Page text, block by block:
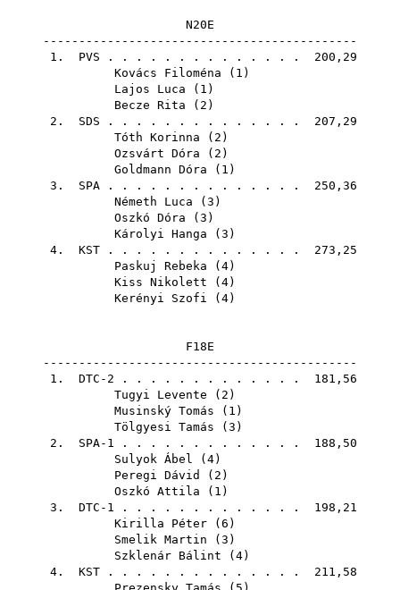
N20E
--------------------------------------------
1. PVS . . . . . . . . . . . . . . 200,29
Kovács Filoména ( 1 )
Lajos Luca ( 1 )
Becze Rita ( 2 )
2. SDS . . . . . . . . . . . . . . 207,29
Tóth Korinna ( 2 )
Ozsvárt Dóra ( 2 )
Goldmann Dóra ( 1 )
3. SPA . . . . . . . . . . . . . . 250,36
Németh Luca ( 3 )
Oszkó Dóra ( 3 )
Károlyi Hanga ( 3 )
4. KST . . . . . . . . . . . . . . 273,25
Paskuj Rebeka ( 4)
Kiss Nikolett ( 4)
Kerényi Szofi ( 4)
F18E
--------------------------------------------
1. DTC-2 . . . . . . . . . . . . . 181,56
Tugyi Levente ( 2 )
Musinský Tomás ( 1 )
Tölgyesi Tamás ( 3 )
2. SPA-1 . . . . . . . . . . . . . 188,50
Sulyok Ábel ( 4)
Peregi Dávid
( 2 )
Oszkó Attila ( 1 )
3. DTC-1 . . . . . . . . . . . . . 198,21
Kirilla Péter ( 6 )
Smelik Martin ( 3 )
Szklenár Bálint ( 4)
4. KST . . . . . . . . . . . . . . 211,58